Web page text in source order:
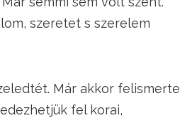
szeretet s szerelem
Már akkor felismerte
fel korai,